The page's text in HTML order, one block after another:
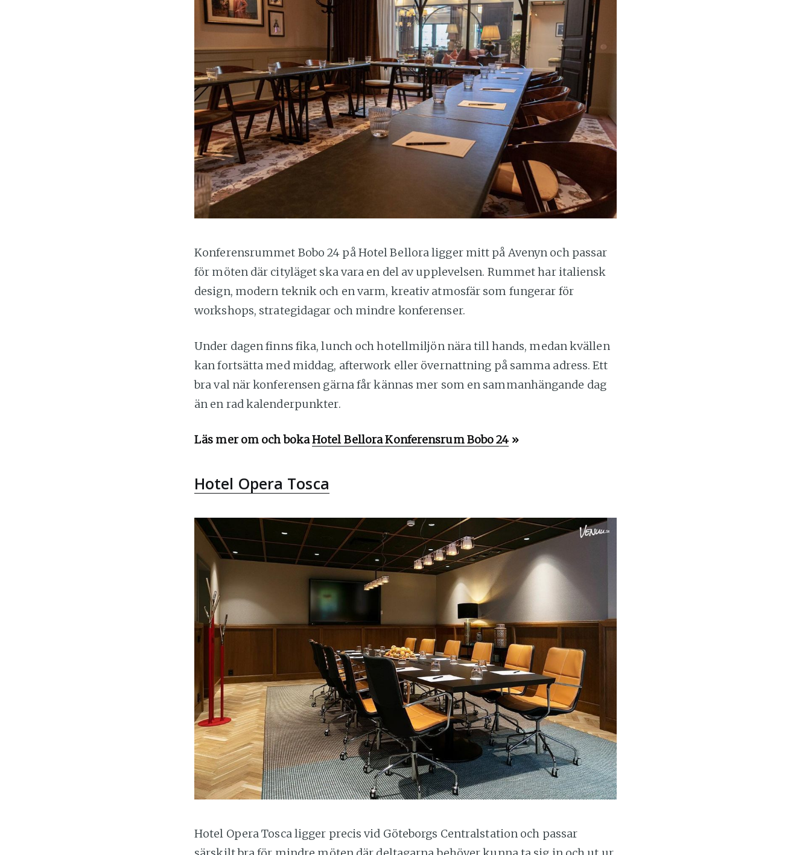
Konferensrummet Bobo 24 på Hotel Bellora ligger mitt på Avenyn och passar
för möten där cityläget ska vara en del av upplevelsen. Rummet har italiensk
design, modern teknik och en varm, kreativ atmosfär som fungerar för
workshops, strategidagar och mindre konferenser.
Under dagen finns fika, lunch och hotellmiljön nära till hands, medan kvällen
kan fortsätta med middag, afterwork eller övernattning på samma adress. Ett
bra val när konferensen gärna får kännas mer som en sammanhängande dag
än en rad kalenderpunkter.
Läs mer om och bokaHotel Bellora Konferensrum Bobo 24 »
Hotel Opera Tosca
Hotel Opera Tosca ligger precis vid Göteborgs Centralstation och passar